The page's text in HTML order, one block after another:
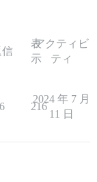
表
示
アクティビ
ティ
6 216
2024 年 7 月
11 日